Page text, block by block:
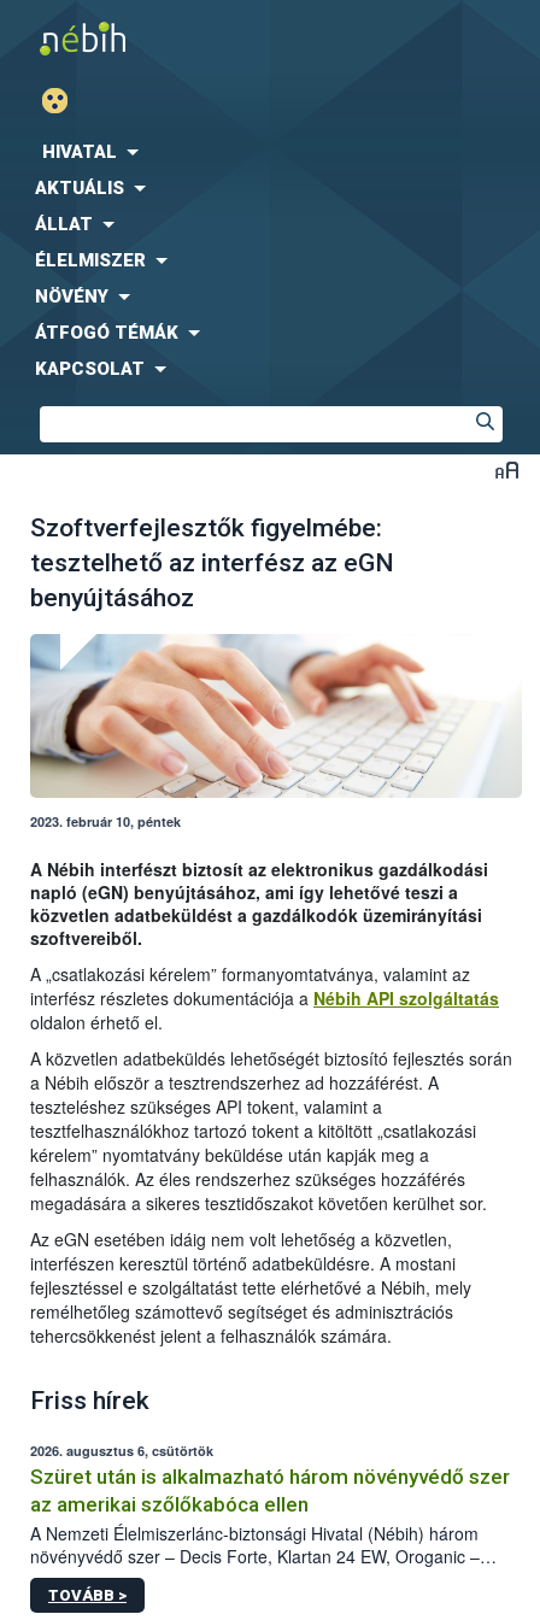
HIVATAL
AKTUÁLIS
ÁLLAT
ÉLELMISZER
NÖVÉNY
ÁTFOGÓ TÉMÁK
KAPCSOLAT
Szoftverfejlesztők figyelmébe:
tesztelhető az interfész az eGN
benyújtásához
2023. február 10, péntek
A Nébih interfészt biztosít az elektronikus gazdálkodási
napló (eGN) benyújtásához, ami így lehetővé teszi a
közvetlen adatbeküldést a gazdálkodók üzemirányítási
szoftvereiből.
A „csatlakozási kérelem” formanyomtatványa, valamint az
interfész részletes dokumentációja a Nébih API szolgáltatás
oldalon érhető el.
A közvetlen adatbeküldés lehetőségét biztosító fejlesztés során
a Nébih először a tesztrendszerhez ad hozzáférést. A
teszteléshez szükséges API tokent, valamint a
tesztfelhasználókhoz tartozó tokent a kitöltött „csatlakozási
kérelem” nyomtatvány beküldése után kapják meg a
felhasználók. Az éles rendszerhez szükséges hozzáférés
megadására a sikeres tesztidőszakot követően kerülhet sor.
Az eGN esetében idáig nem volt lehetőség a közvetlen,
interfészen keresztül történő adatbeküldésre. A mostani
fejlesztéssel e szolgáltatást tette elérhetővé a Nébih, mely
remélhetőleg számottevő segítséget és adminisztrációs
tehercsökkenést jelent a felhasználók számára.
Friss hírek
2026. augusztus 6, csütörtök
Szüret után is alkalmazható három növényvédő szer
az amerikai szőlőkabóca ellen
A Nemzeti Élelmiszerlánc-biztonsági Hivatal (Nébih) három
növényvédő szer – Decis Forte, Klartan 24 EW, Oroganic –
engedélyokiratát módosította, így azok a szüretet követően,
egészen a vesszőérettség (BBCH 91) stádiumáig
TOVÁBB >